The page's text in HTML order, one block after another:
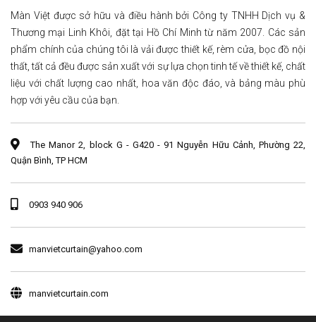
Màn Việt được sở hữu và điều hành bởi Công ty TNHH Dịch vụ &
Thương mại Linh Khôi, đặt tại Hồ Chí Minh từ năm 2007. Các sản
phẩm chính của chúng tôi là vải được thiết kế, rèm cửa, bọc đồ nội
thất, tất cả đều được sản xuất với sự lựa chọn tinh tế về thiết kế, chất
liệu với chất lượng cao nhất, hoa văn độc đáo, và bảng màu phù
hợp với yêu cầu của bạn.
The Manor 2, block G - G420 - 91 Nguyễn Hữu Cảnh, Phường 22,
Quận Bình, TP HCM
0903 940 906
manvietcurtain@yahoo.com
manvietcurtain.com